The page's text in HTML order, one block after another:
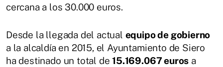
cercana a los 30.000 euros.
Desde la llegada del actual equipo de gobierno
a la alcaldía en 2015, el Ayuntamiento de Siero
ha destinado un total de15.169.067 euros a